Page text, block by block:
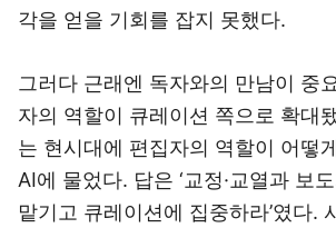
각을 얻을 기회를 잡지 못했다.
그러다 근래엔 독자와의 만남이 중
자의 역할이 큐레이션 쪽으로 확대
는 현시대에 편집자의 역할이 어떻
AI에 물었다. 답은 ‘교정·교열과 보
맡기고 큐레이션에 집중하라’였다.